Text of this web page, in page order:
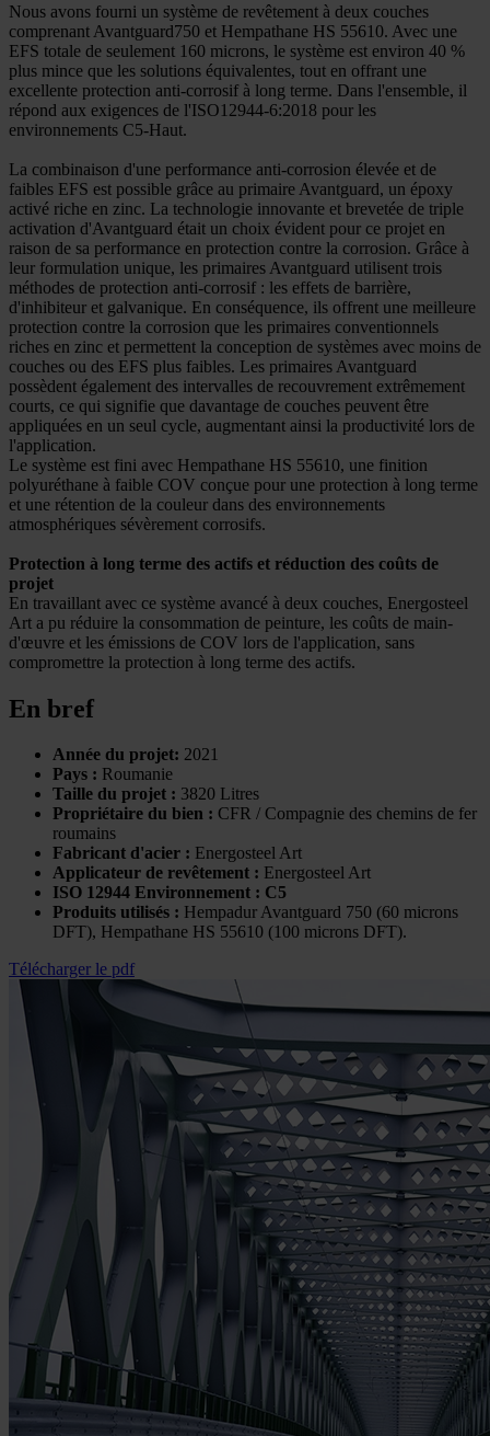
Nous avons fourni un système de revêtement à deux couches
comprenant Avantguard750 et Hempathane HS 55610. Avec une
EFS totale de seulement 160 microns, le système est environ 40 %
plus mince que les solutions équivalentes, tout en offrant une
excellente protection anti-corrosif à long terme. Dans l'ensemble, il
répond aux exigences de l'ISO12944-6:2018 pour les
environnements C5-Haut.
La combinaison d'une performance anti-corrosion élevée et de
faibles EFS est possible grâce au primaire Avantguard, un époxy
activé riche en zinc. La technologie innovante et brevetée de triple
activation d'Avantguard était un choix évident pour ce projet en
raison de sa performance en protection contre la corrosion. Grâce à
leur formulation unique, les primaires Avantguard utilisent trois
méthodes de protection anti-corrosif : les effets de barrière,
d'inhibiteur et galvanique. En conséquence, ils offrent une meilleure
protection contre la corrosion que les primaires conventionnels
riches en zinc et permettent la conception de systèmes avec moins de
couches ou des EFS plus faibles. Les primaires Avantguard
possèdent également des intervalles de recouvrement extrêmement
courts, ce qui signifie que davantage de couches peuvent être
appliquées en un seul cycle, augmentant ainsi la productivité lors de
l'application.
Le système est fini avec Hempathane HS 55610, une finition
polyuréthane à faible COV conçue pour une protection à long terme
et une rétention de la couleur dans des environnements
atmosphériques sévèrement corrosifs.
Protection à long terme des actifs et réduction des coûts de
projet
En travaillant avec ce système avancé à deux couches, Energosteel
Art a pu réduire la consommation de peinture, les coûts de main-
d'œuvre et les émissions de COV lors de l'application, sans
compromettre la protection à long terme des actifs.
En bref
Année du projet: 2021
Pays : Roumanie
Taille du projet : 3820 Litres
Propriétaire du bien : CFR / Compagnie des chemins de fer
roumains
Fabricant d'acier : Energosteel Art
Applicateur de revêtement : Energosteel Art
ISO 12944 Environnement : C5
Produits utilisés : Hempadur Avantguard 750 (60 microns
DFT), Hempathane HS 55610 (100 microns DFT).
Télécharger le pdf